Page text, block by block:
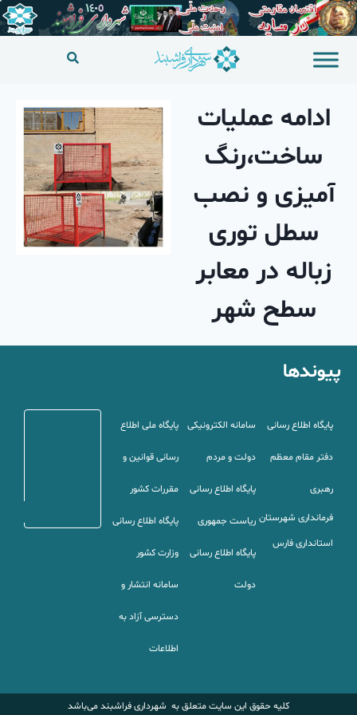
ادامه عملیات
ساخت،رنگ
آمیزی و نصب
سطل توری
زباله در معابر
سطح شهر
پیوندها
پایگاه اطلاع رسانی
دفتر مقام معظم
رهبری
فرمانداری شهرستان
استانداریفارس
سامانه الکترونیکی
دولت و مردم
پایگاه اطلاع رسانی
ریاست جمهوری
پایگاه اطلاع رسانی
دولت
پایگاه ملی اطلاع
رسانی قوانین و
مقررات کشور
پایگاه اطلاع رسانی
وزارت کشور
سامانه انتشار و
دسترسی آزاد به
اطلاعات
کلیه حقوق این سایت متعلق به شهرداری فراشبند می‌باشد